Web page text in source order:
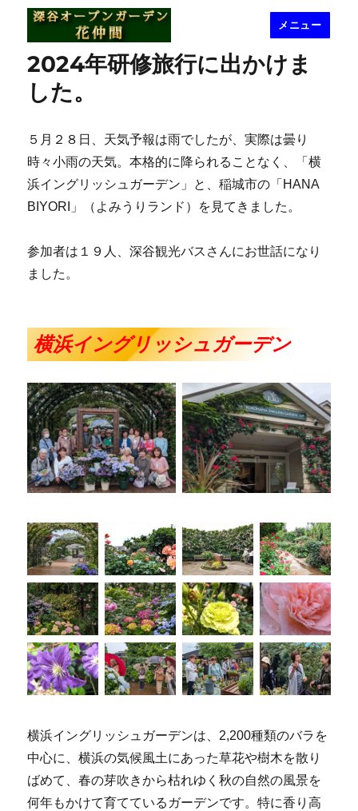
深谷オープンガーデン花仲間
メニュー
2024年研修旅行に出かけま
した。
５月２８日、天気予報は雨でしたが、実際は曇り
時々小雨の天気。本格的に降られることなく、「横
浜イングリッシュガーデン」と、稲城市の「HANA
BIYORI」（よみうりランド）を見てきました。
参加者は１９人、深谷観光バスさんにお世話になり
ました。
横浜イングリッシュガーデン
横浜イングリッシュガーデンは、2,200種類のバラを
中心に、横浜の気候風土にあった草花や樹木を散り
ばめて、春の芽吹きから枯れゆく秋の自然の風景を
何年もかけて育てているガーデンです。特に香り高